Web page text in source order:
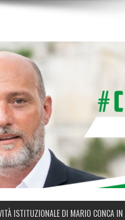
ISTITUZIONALE DI MARIO CONCA IN